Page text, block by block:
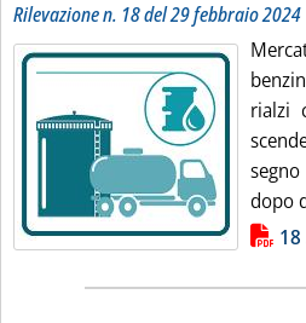
Rilevazione n. 18 del 29 febbraio 2024
rialzi
dopo
Lista allegati PDF alla